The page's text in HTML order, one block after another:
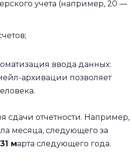
учета (например, 20 —
ввода данных:
архивации позволяет
сдачи отчетности. Например,
месяца, следующего за
31 марта следующего года.